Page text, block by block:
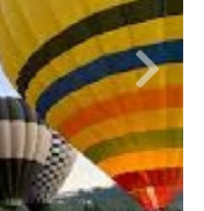
Reservar